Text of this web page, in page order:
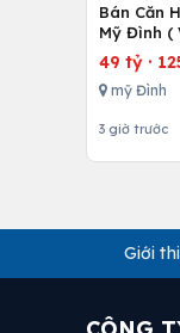
Bán Căn
Mỹ Đình (
49 tỷ ·
mỹ Đình
3 giờ trước
Giới